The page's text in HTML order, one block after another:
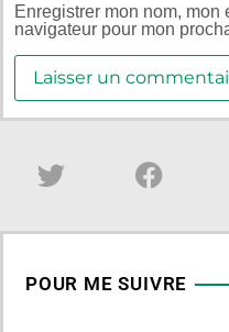
Enregistrer mon nom,
navigateur pour mon
POUR ME SUIVRE